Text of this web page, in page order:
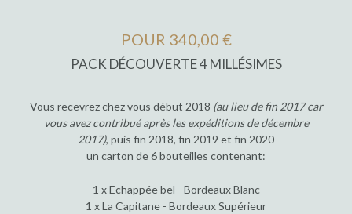
POUR 340,00 €
PACK DÉCOUVERTE 4 MILLÉSIMES
Vous recevrez chez vous début 2018 (au lieu de fin 2017 car
vous avez contribué après les expéditions de décembre
2017), puis fin 2018, fin 2019 et fin 2020
un carton de 6 bouteilles contenant:
1 x Echappée bel - Bordeaux Blanc
1 x La Capitane - Bordeaux Supérieur